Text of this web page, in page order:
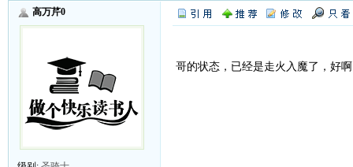
高万芹0
哥的状态，已经是走火入魔了，好